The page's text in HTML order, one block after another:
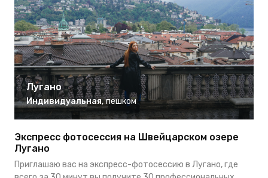
Лугано
Индивидуальная, пешком
Экспресс фотосессия на Швейцарском озере
Лугано
Приглашаю вас на экспресс-фотосессию в Лугано, где